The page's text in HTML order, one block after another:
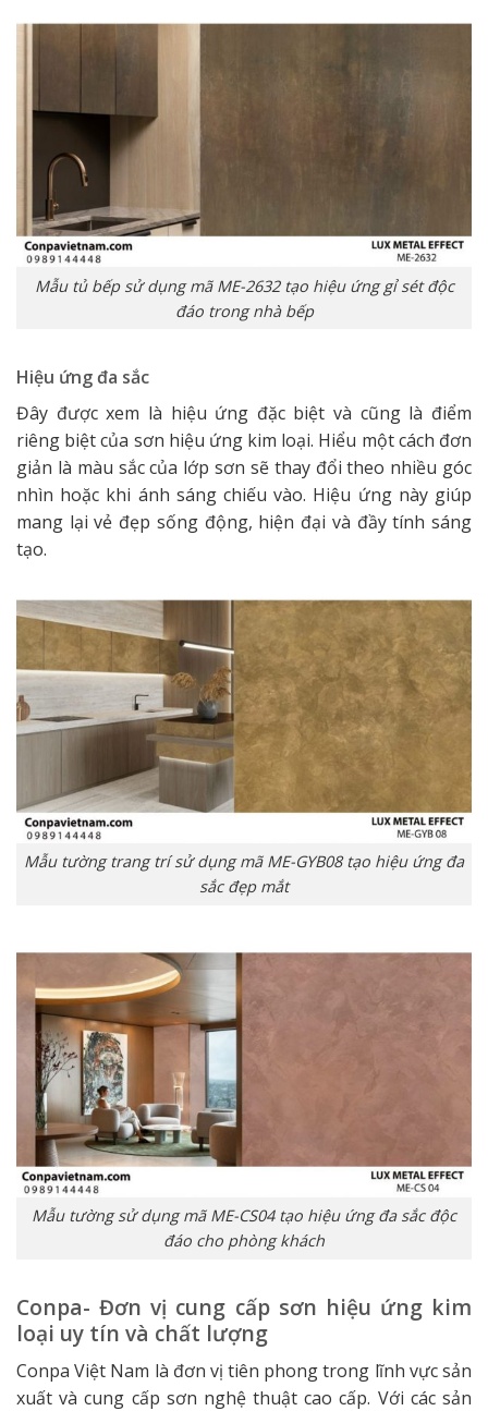
Mẫu tủ bếp sử dụng mã ME-2632 tạo hiệu ứng gỉ sét độc
đáo trong nhà bếp
Hiệu ứng đa sắc
Đây được xem là hiệu ứng đặc biệt và cũng là điểm
riêng biệt của sơn hiệu ứng kim loại. Hiểu một cách đơn
giản là màu sắc của lớp sơn sẽ thay đổi theo nhiều góc
nhìn hoặc khi ánh sáng chiếu vào. Hiệu ứng này giúp
mang lại vẻ đẹp sống động, hiện đại và đầy tính sáng
tạo.
Mẫu tường trang trí sử dụng mã ME-GYB08 tạo hiệu ứng đa
sắc đẹp mắt
Mẫu tường sử dụng mã ME-CS04 tạo hiệu ứng đa sắc độc
đáo cho phòng khách
Conpa- Đơn vị cung cấp sơn hiệu ứng kim
loại uy tín và chất lượng
Conpa Việt Nam là đơn vị tiên phong trong lĩnh vực sản
xuất và cung cấp sơn nghệ thuật cao cấp. Với các sản